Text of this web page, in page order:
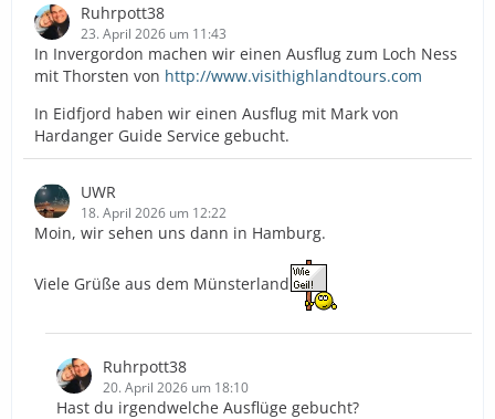
Ruhrpott38
23. April 2026 um 11:43
In Invergordon machen wir einen Ausflug zum Loch Ness
mit Thorsten von http://www.visithighlandtours.com
In Eidfjord haben wir einen Ausflug mit Mark von
Hardanger Guide Service gebucht.
UWR
18. April 2026 um 12:22
Moin, wir sehen uns dann in Hamburg.
Viele Grüße aus dem Münsterland
Ruhrpott38
20. April 2026 um 18:10
Hast du irgendwelche Ausflüge gebucht?